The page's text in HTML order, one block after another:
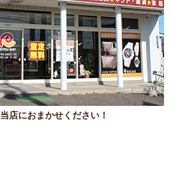
店におまかせください！